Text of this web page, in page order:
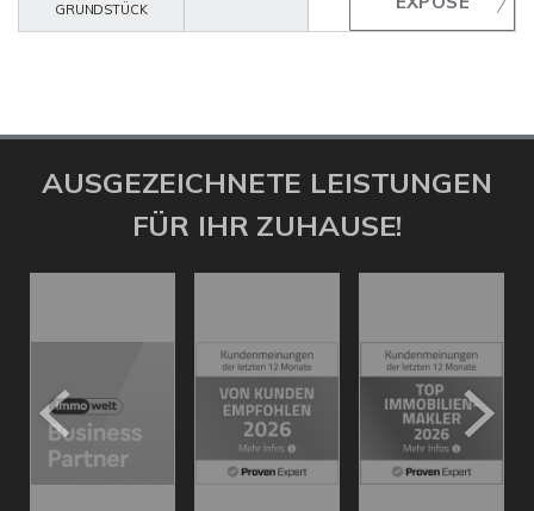
GRUNDSTÜCK
AUSGEZEICHNETE LEISTUNGEN
FÜR IHR ZUHAUSE!